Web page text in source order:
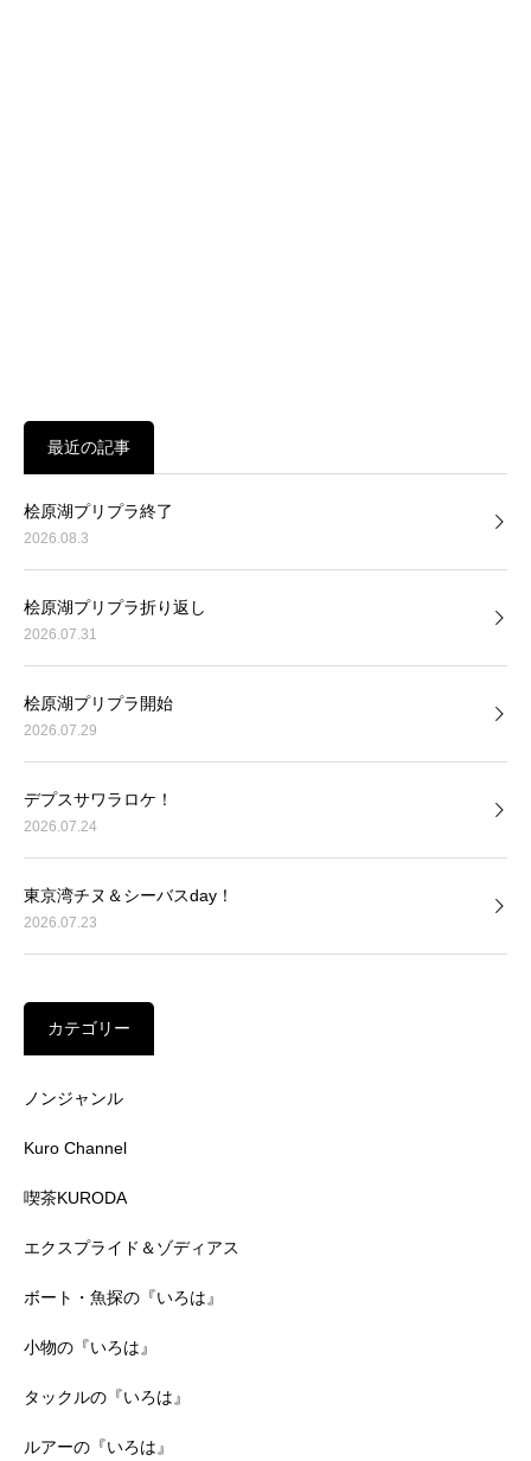
最近の記事
桧原湖プリプラ終了
2026.08.3
桧原湖プリプラ折り返し
2026.07.31
桧原湖プリプラ開始
2026.07.29
デプスサワラロケ！
2026.07.24
東京湾チヌ＆シーバスday！
2026.07.23
カテゴリー
ノンジャンル
Kuro Channel
喫茶KURODA
エクスプライド＆ゾディアス
ボート・魚探の『いろは』
小物の『いろは』
タックルの『いろは』
ルアーの『いろは』